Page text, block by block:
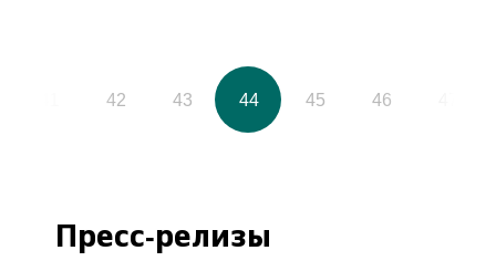
42 43 44 45 46
Пресс-релизы